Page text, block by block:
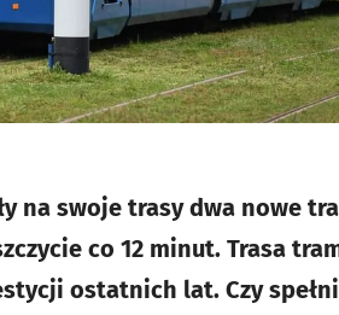
na swoje trasy dwa nowe
co 12 minut. Trasa
ostatnich lat. Czy